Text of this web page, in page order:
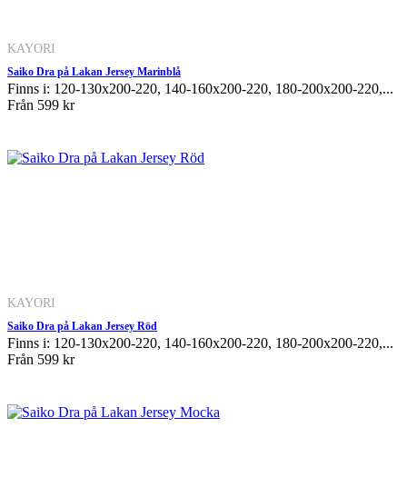
KAYORI
Saiko Dra på Lakan Jersey Marinblå
Finns i: 120-130x200-220, 140-160x200-220, 180-200x200-220,...
Från 599 kr
KAYORI
Saiko Dra på Lakan Jersey Röd
Finns i: 120-130x200-220, 140-160x200-220, 180-200x200-220,...
Från 599 kr